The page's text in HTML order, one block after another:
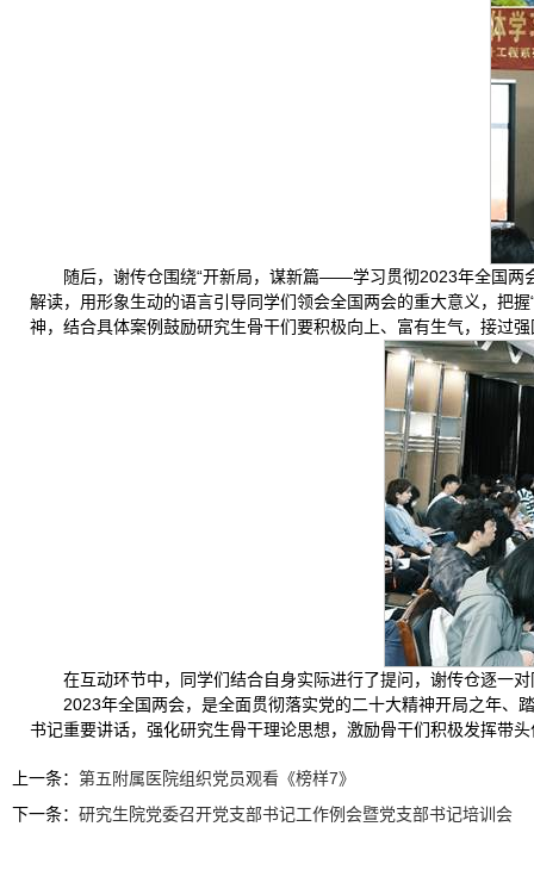
随后，谢传仓围绕“开新局，谋新篇——学习贯彻2023年全国两
解读，用形象生动的语言引导同学们领会全国两会的重大意义，把
神，结合具体案例鼓励研究生骨干们要积极向上、富有生气，接过
在互动环节中，同学们结合自身实际进行了提问，谢传仓逐一
2023年全国两会，是全面贯彻落实党的二十大精神开局之年、
书记重要讲话，强化研究生骨干理论思想，激励骨干们积极发挥带
上一条： 第五附属医院组织党员观看《榜样7》
下一条： 研究生院党委召开党支部书记工作例会暨党支部书记培训会